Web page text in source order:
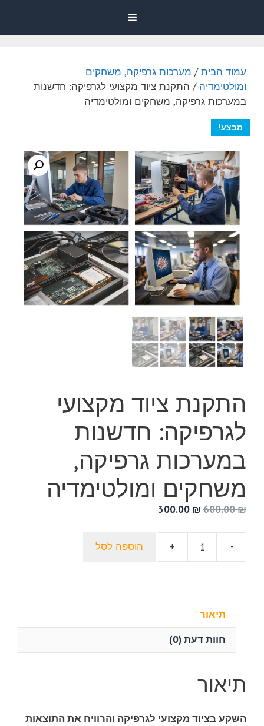
Menu
עמוד הבית/ מערכות גרפיקה, משחקים
ומולטימדיה / התקנת ציוד מקצועי לגרפיקה: חדשנות
במערכות גרפיקה, משחקים ומולטימדיה
מבצע!
התקנת ציוד מקצועי
לגרפיקה: חדשנות
במערכות גרפיקה,
משחקים ומולטימדיה
600.00₪
המחיר
600.00 ₪.
300.00 ₪
300.00 ₪.
-
כמות
לגרפיקה:
במערכות
+ הוספה לסל
תיאור
חוות דעת (0)
תיאור
השקע בציוד מקצועי לגרפיקה והרוויח את התוצאות